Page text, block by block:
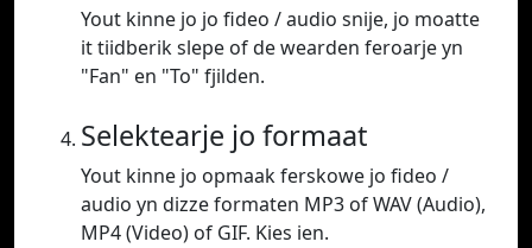
Yout kinne jo jo fideo / audio snije, jo moatte
it tiidberik slepe of de wearden feroarje yn
"Fan" en "To" fjilden.
Selektearje jo formaat
Yout kinne jo opmaak ferskowe jo fideo /
audio yn dizze formaten MP3 of WAV (Audio),
MP4 (Video) of GIF. Kies ien.